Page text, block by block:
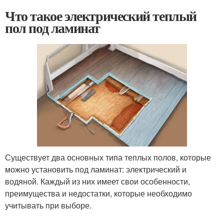
Что такое электрический теплый
пол под ламинат
Существует два основных типа теплых полов, которые
можно установить под ламинат: электрический и
водяной. Каждый из них имеет свои особенности,
преимущества и недостатки, которые необходимо
учитывать при выборе.